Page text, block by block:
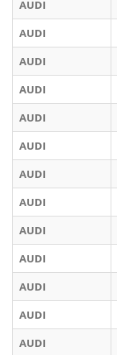
AUDI
AUDI
AUDI
AUDI
AUDI
AUDI
AUDI
AUDI
AUDI
AUDI
AUDI
AUDI
AUDI